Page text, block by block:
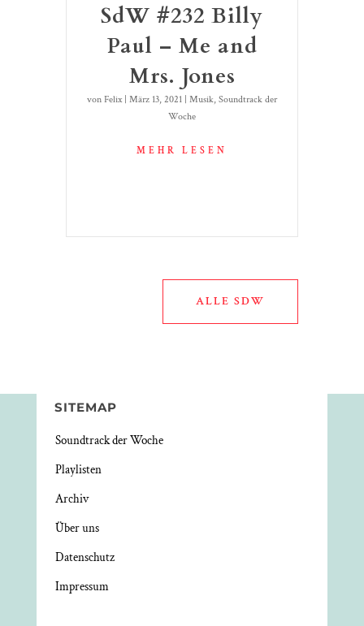
SdW #232 Billy
Paul – Me and
Mrs. Jones
von Felix| März 13, 2021 | Musik, Soundtrack der
Woche
MEHR LESEN
ALLE SDW
SITEMAP
Soundtrack der Woche
Playlisten
Archiv
Über uns
Datenschutz
Impressum